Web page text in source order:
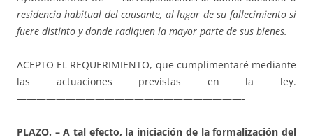
residencia habitual del causante, al lugar de su fallecimiento si
fuere distinto y donde radiquen la mayor parte de sus bienes.
ACEPTO EL REQUERIMIENTO, que cumplimentaré mediante
las actuaciones previstas en la ley.
———————————————————————-
PLAZO. – A tal efecto, la iniciación de la formalización del